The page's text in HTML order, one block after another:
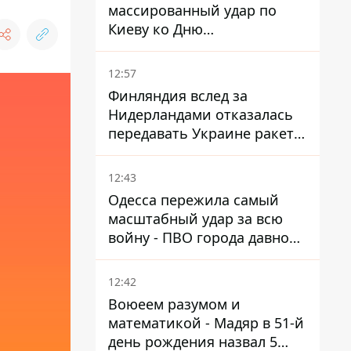
массированный удар по
Киеву ко Дню
Независимости - Институт
изучения войны
12:57
Финляндия вслед за
Нидерландами отказалась
передавать Украине ракеты
ПВО Patriot
12:43
Одесса пережила самый
масштабный удар за всю
войну - ПВО города давно
нуждается в усилении
12:42
Воюеем разумом и
математикой - Мадяр в 51-й
день рождения назвал 5